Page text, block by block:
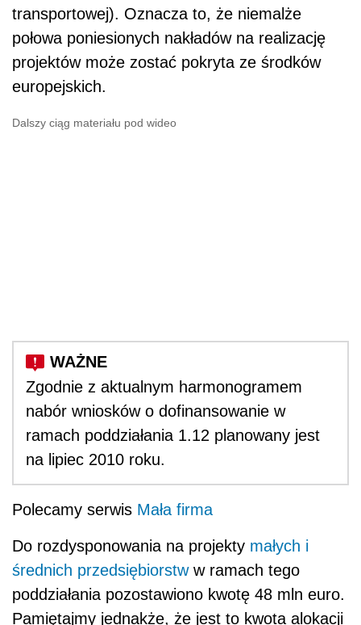
transportowej). Oznacza to, że niemalże
połowa poniesionych nakładów na realizację
projektów może zostać pokryta ze środków
europejskich.
Dalszy ciąg materiału pod wideo
Zgodnie z aktualnym harmonogramem
nabór wniosków o dofinansowanie w
ramach poddziałania 1.12 planowany jest
na lipiec 2010 roku.
Polecamy serwis Mała firma
Do rozdysponowania na projekty małych i
średnich przedsiębiorstww ramach tego
poddziałania pozostawiono kwotę 48 mln euro.
Pamiętajmy jednakże, że jest to kwota alokacji